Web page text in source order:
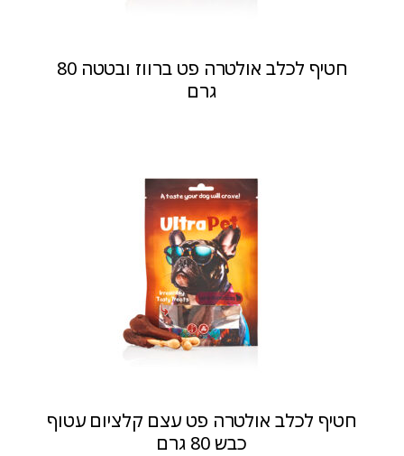
חטיף לכלב אולטרה פט ברווז ובטטה 80
גרם
חטיף לכלב אולטרה פט עצם קלציום עטוף
כבש 80 גרם